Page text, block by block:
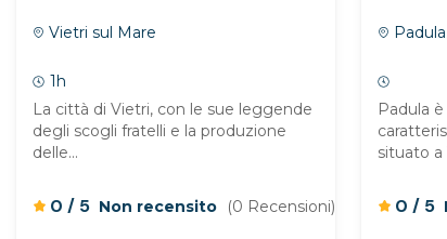
Vietri sul Mare
1h
La città di Vietri, con le sue leggende
degli scogli fratelli e la produzione
delle...
0 /5 Non recensito (0 Recensioni)
Padula
situato a
0 / 5